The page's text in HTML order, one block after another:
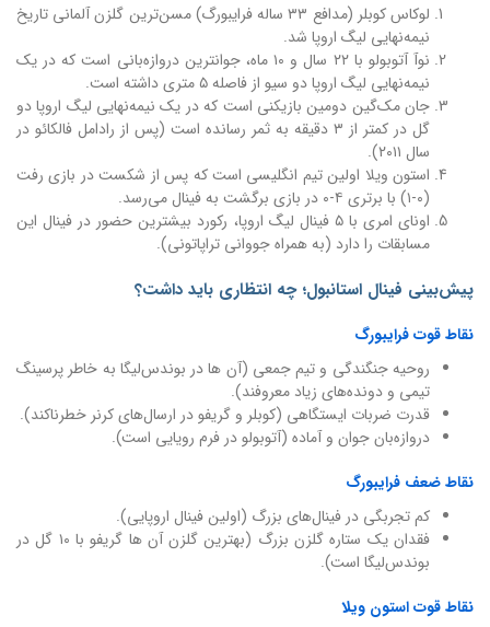
لوکاس کوبلر (مدافع ۳۳ ساله فرایبورگ) مسن‌ترین گلزن آلمانی تاریخ
نیمه‌نهایی لیگ اروپا شد.
نوآ آتوبولو با ۲۲ سال و ۱۰ ماه، جوانترین دروازه‌بانی است که در یک
نیمه‌نهایی لیگ اروپا دو سیو از فاصله ۵ متری داشته است.
جان مک‌گین دومین بازیکنی است که در یک نیمه‌نهایی لیگ اروپا دو
گل در کمتر از ۳ دقیقه به ثمر رسانده است (پس از رادامل فالکائو در
سال ۲۰۱۱).
استون ویلا اولین تیم انگلیسی است که پس از شکست در بازی رفت
(۰-۱) با برتری ۴-۰ در بازی برگشت به فینال می‌رسد.
اونای امری با ۵ فینال لیگ اروپا، رکورد بیشترین حضور در فینال این
مسابقات را دارد (به همراه جووانی تراپاتونی).
پیش‌بینی فینال استانبول؛ چه انتظاری باید داشت؟
نقاط قوت فرایبورگ
روحیه جنگندگی و تیم جمعی (آن ها در بوندس‌لیگا به خاطر پرسینگ
تیمی و دونده‌های زیاد معروفند).
قدرت ضربات ایستگاهی (کوبلر و گریفو در ارسال‌های کرنر خطرناکند).
دروازه‌بان جوان و آماده (آتوبولو در فرم رویایی است).
نقاط ضعف فرایبورگ
کم تجربگی در فینال‌های بزرگ (اولین فینال اروپایی).
فقدان یک ستاره گلزن بزرگ (بهترین گلزن آن ها گریفو با ۱۰ گل در
بوندس‌لیگا است).
نقاط قوت استون ویلا